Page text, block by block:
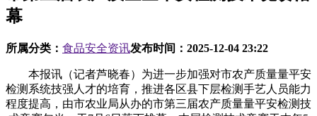
幕
所属分类： 食品安全资讯发布时间： 2025-12-04 23:22
本报讯（记者芦晓春）为进一步加强对市农产质量量平安
检测系统技强人才的培育，推进各区县下层检测手艺人员能力
程度提高，由市农业局从办的市第三届农产质量量平安检测技